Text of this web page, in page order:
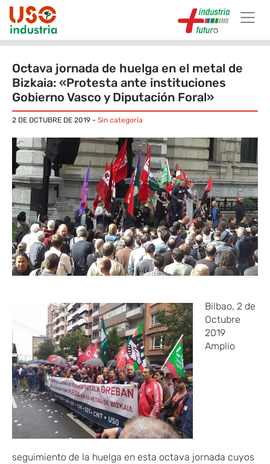
Skip to main content
Octava jornada de huelga en el metal de
Bizkaia: «Protesta ante instituciones
Gobierno Vasco y Diputación Foral»
2 DE OCTUBRE DE 2019 - Sin categoría
Bilbao, 2 de
Octubre
2019
Amplio
seguimiento de la huelga en esta octava jornada cuyos